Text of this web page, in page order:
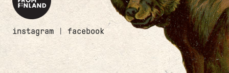
instagram |facebook